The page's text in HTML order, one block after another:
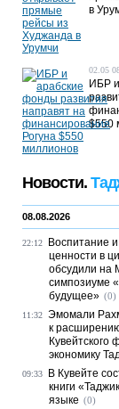
в
02.05
ИБР
$550
Новости.
08.08.2026
22:12
Воспитание
ценности в
обсудили на
симпозиуме
будущее» (0)
11:32 Эмомали
к
Кувейтского
экономику
09:33
В Кувейте
книги
языке (0)